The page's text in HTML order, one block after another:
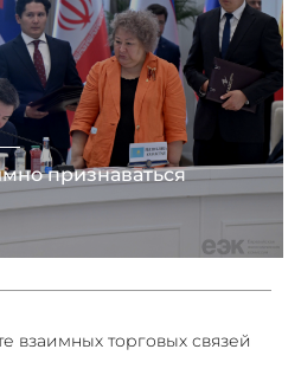
признаваться
взаимных торговых связей